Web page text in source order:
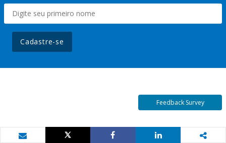
Cadastre-se
Feedback Survey